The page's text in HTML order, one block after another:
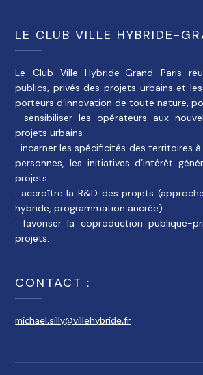
LE CLUB VILLE HYBRIDE-
Le Club Ville Hybride-Grand Paris
publics, privés des projets urbains et
porteurs d’innovation de toute nature,
· sensibiliser les opérateurs aux
projets urbains
· incarner les spécificités des territoires
personnes, les initiatives d’intérêt
projets
· accroître la R&D des projets
hybride, programmation ancrée)
· favoriser la coproduction publique-
projets.
CONTACT :
michael.silly@villehybride.fr